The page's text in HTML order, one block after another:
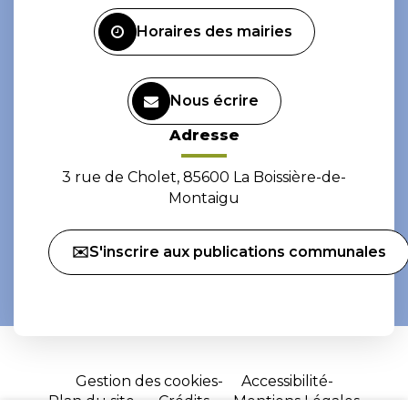
Horaires des mairies
Nous écrire
Adresse
3 rue de Cholet, 85600 La Boissière-de-
Montaigu
✉️S'inscrire aux publications communales
Gestion des cookies
Accessibilité
Plan du site
Crédits Mentions Légales